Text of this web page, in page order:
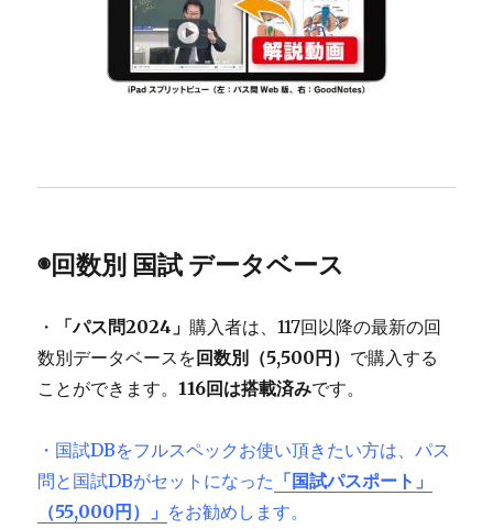
◉回数別 国試 データベース
・ 「パス問2024」購入者は、117回以降の最新の回
数別データベースを回数別（5,500円） で購入する
ことができます。116回は搭載済みです。
・国試DBをフルスペックお使い頂きたい方は、パス
問と国試DBがセットになった 「国試パスポート」
（55,000円）」 をお勧めします。